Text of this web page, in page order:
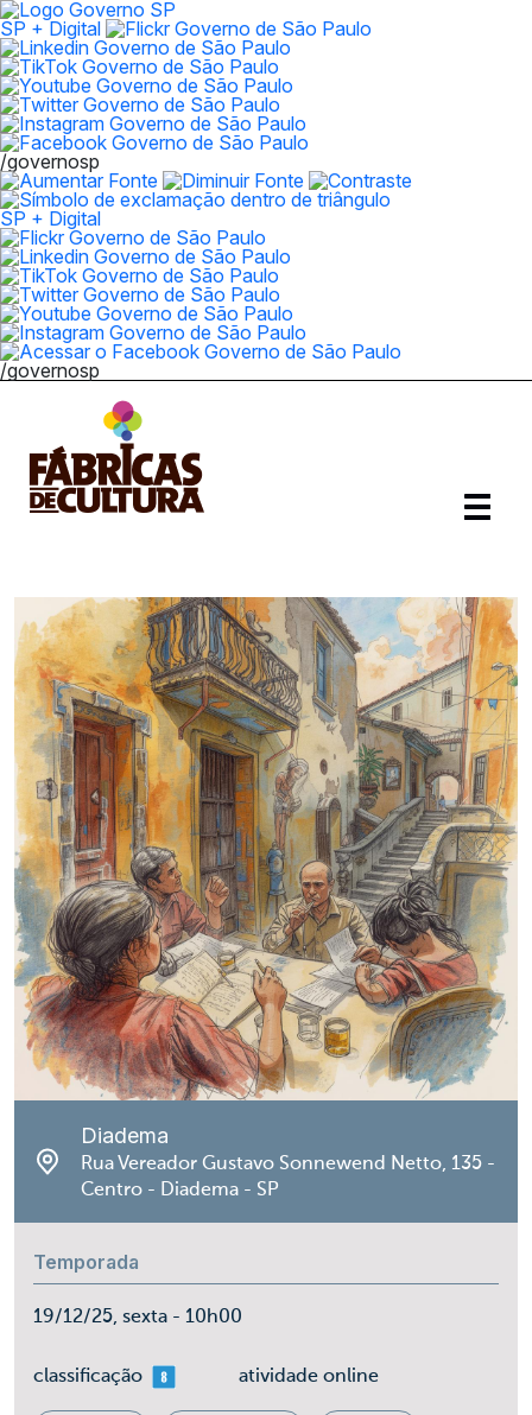
SP + Digital
/governosp
SP + Digital
/governosp
Diadema
Rua Vereador Gustavo Sonnewend Netto, 135 -
Centro - Diadema - SP
Temporada
19/12/25, sexta - 10h00
classificaçãomais 08 atividade online